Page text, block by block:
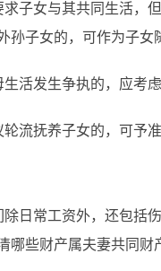
女与其共同生活，但
子女的，可作为子女
发生争执的，应考虑
流抚养子女的，可予准
常工资外，还包括
些财产属夫妻共同